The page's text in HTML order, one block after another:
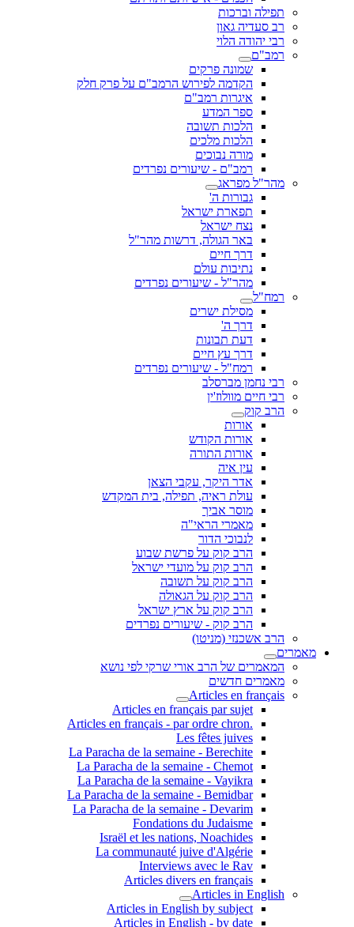
תפילה וברכות
רב סעדיה גאון
רבי יהודה הלוי
רמב"ם
שמונה פרקים
הקדמה לפירוש הרמב"ם על פרק חלק
איגרות רמב"ם
ספר המדע
הלכות תשובה
הלכות מלכים
מורה נבוכים
רמב"ם - שיעורים נפרדים
מהר"ל מפראג
גבורות ה'
תפארת ישראל
נצח ישראל
באר הגולה, דרשות מהר"ל
דרך חיים
נתיבות עולם
מהר"ל - שיעורים נפרדים
רמח"ל
מסילת ישרים
דרך ה'
דעת תבונות
דרך עץ חיים
רמח"ל - שיעורים נפרדים
רבי נחמן מברסלב
רבי חיים מוולוז'ין
הרב קוק
אורות
אורות הקודש
אורות התורה
עין איה
אדר היקר, עקבי הצאן
עולת ראיה, תפילה, בית המקדש
מוסר אביך
מאמרי הראי"ה
לנבוכי הדור
הרב קוק על פרשת שבוע
הרב קוק על מועדי ישראל
הרב קוק על תשובה
הרב קוק על הגאולה
הרב קוק על ארץ ישראל
הרב קוק - שיעורים נפרדים
הרב אשכנזי (מניטו)
מאמרים
המאמרים של הרב אורי שרקי לפי נושא
מאמרים חדשים
Articles en français
Articles en français par sujet
.Articles en français - par ordre chron
Les fêtes juives
La Paracha de la semaine - Berechite
La Paracha de la semaine - Chemot
La Paracha de la semaine - Vayikra
La Paracha de la semaine - Bemidbar
La Paracha de la semaine - Devarim
Fondations du Judaisme
Israël et les nations, Noachides
La communauté juive d'Algérie
Interviews avec le Rav
Articles divers en français
Articles in English
Articles in English by subject
Articles in English - by date